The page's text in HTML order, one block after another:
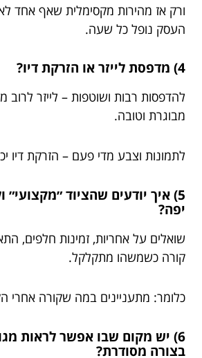
ורק אז מהירות מקסימלית שאף אחד
העסק נופל כל שעה.
4) מדפסת לייזר או הזרקת דיו?
להדפסות רבות ושוטפות – לייזר
מבוגרת וטובה.
לתמונות וצבע מדי פעם – הזרקת דיו
5) איך יודעים שהציוד
יפה?
שואלים על אחריות, זמינות חלפים,
קורה כשמשהו מתקלקל.
כלומר: מתעניינים במה שקורה אחרי
6) יש מקום שבו אפשר לראות
בצורה מסודרת?